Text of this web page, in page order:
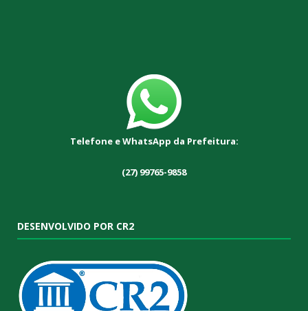
Telefone e WhatsApp da Prefeitura:
(27) 99765-9858
DESENVOLVIDO POR CR2